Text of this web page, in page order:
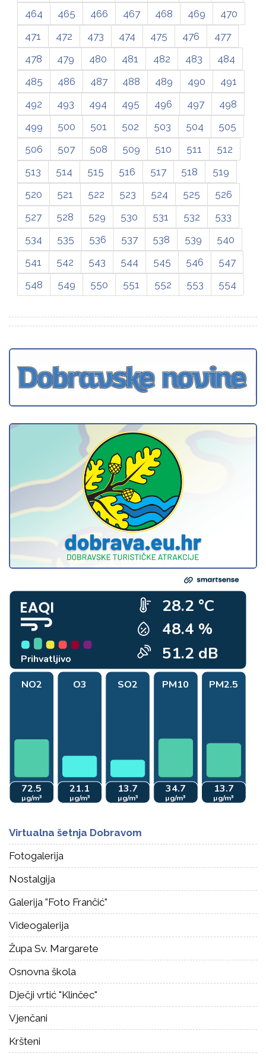
Virtualna šetnja Dobravom
Fotogalerija
Nostalgija
Galerija "Foto Frančić"
Videogalerija
Župa Sv. Margarete
Osnovna škola
Dječji vrtić "Klinčec"
Vjenčani
Kršteni
464 465 466 467 468 469
470
471
472 473 474 475 476
477
478
479 480 481 482 483
484
485
486 487 488 489 490
491
492
493 494 495 496 497
498
499
500 501 502 503 504
505
506
507 508 509 510 511
512
513
514 515 516 517 518
519
520
521 522 523 524 525
526
527
528 529 530 531 532
533
534
535 536 537 538 539
540
541
542 543 544 545 546
547
548
549 550 551 552 553 554